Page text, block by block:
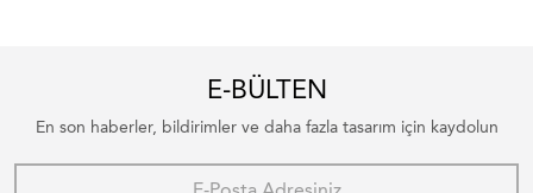
E-BÜLTEN
En son haberler, bildirimler ve daha fazla tasarım için kaydolun